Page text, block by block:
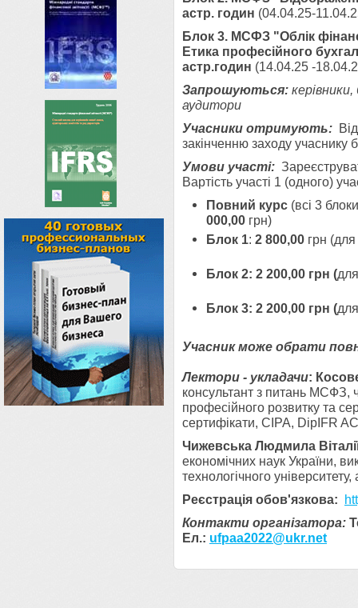
астр. годин (04.04.25-
Блок 3. МСФЗ "Облік
Етика професійного
астр.годин (14.04.25 -18.04.
Запрошуються:
аудитори
Учасники отримують:
закінченню заходу учаснику
Умови участі:
Вартість участі
Повний курс (всі 3
000,00
Блок 1: 2 800,00 грн
Блок 2: 2 200,00 грн (
Блок 3: 2 200,00 грн (
Учасник може обрати
Лектори - укладачи:
консультант з питань МСФЗ,
професійного розвитку та
сертифікати, СІРА, DipIFR
Чижевська Людмила
економічних наук України,
технологічного університету,
Реєстрація обов'язкова:
Контакти організатора:
Ел.: ufpaa2022@ukr.net